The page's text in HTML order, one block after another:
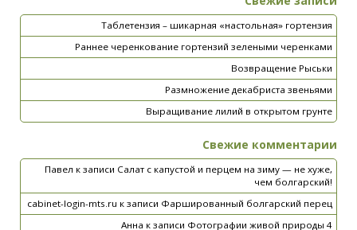
Таблетензия – шикарная «настольная» гортензия
Раннее черенкование гортензий зелеными черенками
Возвращение Рыськи
Размножение декабриста звеньями
Выращивание лилий в открытом грунте
Свежие комментарии
Павел к записи Салат с капустой и перцем на зиму — не хуже,
чем болгарский!
cabinet-login-mts.ru к записи Фаршированный болгарский перец
Анна к записи Фотографии живой природы 4